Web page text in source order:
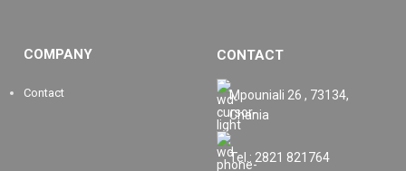
COMPANY
Contact
CONTACT
Mpouniali 26 , 73134,
Chania
Tel.: 2821 821764